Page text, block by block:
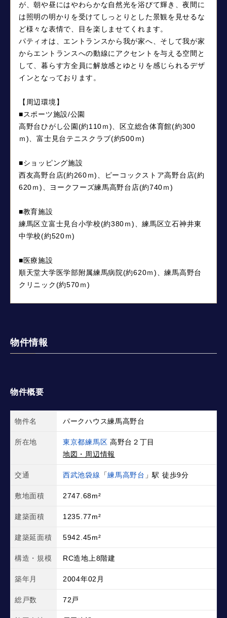
が、朝や昼にはやわらかな自然光を浴びて輝き、夜間に
は照明の明かりを受けてしっとりとした景観を見せるな
ど様々な表情で、目を楽しませてくれます。
パティオは、エントランスから我が家へ、そして我が家
からエントランスへの動線にアクセントを与える空間と
して、暮らす方全員に解放感とゆとりを感じられるデザ
インとなっております。
【周辺環境】
■スポーツ施設/公園
高野台ひがし公園(約110ｍ)、区立総合体育館(約300
ｍ)、富士見台テニスクラブ(約500ｍ)
■ショッピング施設
西友高野台店(約260ｍ)、ピーコックストア高野台店(約
620ｍ)、ヨークフーズ練馬高野台店(約740ｍ)
■教育施設
練馬区立富士見台小学校(約380ｍ)、練馬区立石神井東
中学校(約520ｍ)
■医療施設
順天堂大学医学部附属練馬病院(約620ｍ)、練馬高野台
クリニック(約570ｍ)
物件情報
物件概要
物件名 パークハウス練馬高野台
所在地 東京都練馬区 高野台２丁目
地図・周辺情報
交通 西武池袋線 「練馬高野台 」駅 徒歩9分
敷地面積 2747.68m²
建築面積 1235.77m²
建築延面積 5942.45m²
構造・規模 RC造地上8階建
築年月 2004年02月
総戸数 72戸